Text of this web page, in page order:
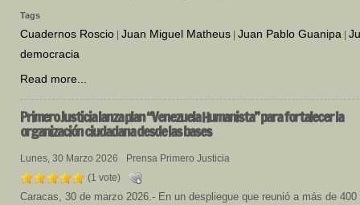
Tags
Cuadernos Roscio Juan Miguel Matheus Juan Pablo Guanipa
democracia
Read more...
PrimeroJusticia lanza plan “Venezuela Humanista” para fortalecer la
organización ciudadana desde las bases
Lunes, 30 Marzo 2026
Prensa Primero Justicia
(1 vote)
Caracas, 30 de marzo 2026.- En un despliegue que reunió a más de 400